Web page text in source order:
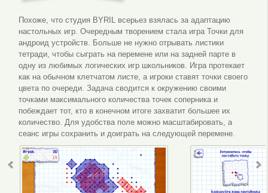
Похоже, что студия BYRIL всерьез взялась за адаптацию
настольных игр. Очередным творением стала игра Точки для
андроид устройств. Больше не нужно отрывать листики
тетради, чтобы сыграть на перемене или на задней парте в
одну из любимых логических игр школьников. Игра протекает
как на обычном клетчатом листе, а игроки ставят точки своего
цвета по очереди. Задача сводится к окружению своими
точками максимального количества точек соперника и
побеждает тот, кто в конечном итоге захватит большее их
количество. Для удобства поле можно масштабировать, а
сеанс игры сохранить и доиграть на следующей перемене.